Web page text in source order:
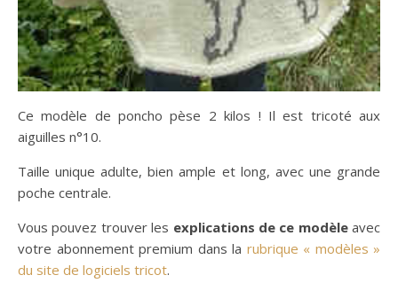
Ce modèle de poncho pèse 2 kilos ! Il est tricoté aux
aiguilles n°10.
Taille unique adulte, bien ample et long, avec une grande
poche centrale.
Vous pouvez trouver les explications de ce modèleavec
votre abonnement premium dans la rubrique « modèles »
du site de logiciels tricot.